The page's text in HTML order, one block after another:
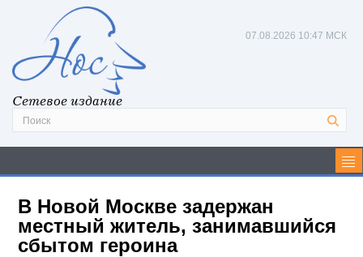
Сетевое издание
07.08.2026 10:47 МСК
В Новой Москве задержан
местный житель, занимавшийся
сбытом героина